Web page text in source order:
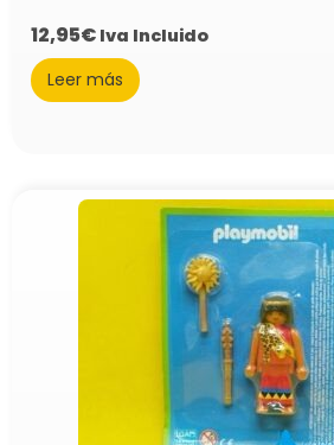
12,95€ Iva Incluido
Leer más